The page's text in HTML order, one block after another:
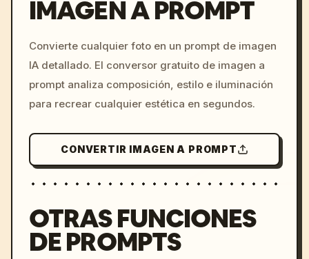
c, cyberpunk sunset, neon
colors, 8k --v 6.0
IMAGEN A PROMPT
Convierte cualquier foto en un prompt de imagen
IA detallado. El conversor gratuito de imagen a
prompt analiza composición, estilo e iluminación
para recrear cualquier estética en segundos.
CONVERTIR IMAGEN A PROMPT
OTRAS FUNCIONES
DE PROMPTS